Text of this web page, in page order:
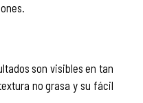
son visibles en tan
no grasa y su fácil